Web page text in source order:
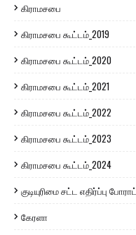
கிராமசபை
கிராமசபை கூட்டம்_2019
கிராமசபை கூட்டம்_2020
கிராமசபை கூட்டம்_2021
கிராமசபை கூட்டம்_2022
கிராமசபை கூட்டம்_2023
கிராமசபை கூட்டம்_2024
குடியுரிமை சட்ட எதிர்ப்பு
கேரளா